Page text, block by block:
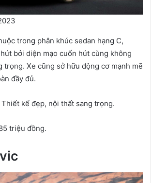
trong phân khúc sedan hạng C,
bởi diện mạo cuốn hút cùng không
trọng. Xe cũng sở hữu động cơ mạnh mẽ
đầy đủ.
Thiết kế đẹp, nội thất sang trọng.
triệu đồng.